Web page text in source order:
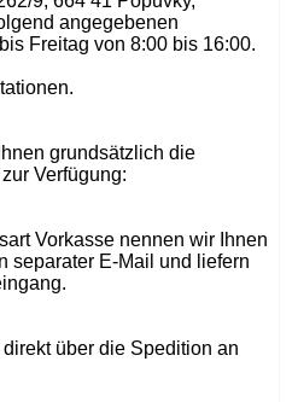
angegebenen
Freitag von 8:00 bis 16:00.
grundsätzlich die
Verfügung:
Vorkasse nennen wir Ihnen
separater E-Mail und liefern
über die Spedition an